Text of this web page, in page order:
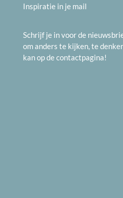
Inspiratie in je mail
Schrijf je in voor de
om anders te kijken, te
kan op decontactpagina!